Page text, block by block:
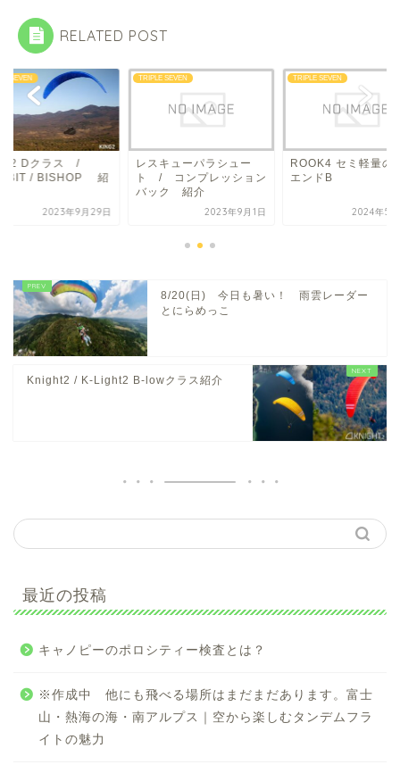
RELATED POST
SEVEN
Dクラス /
/ BISHOP 紹
2023年9月29日
TRIPLE SEVEN
レスキューパラシュー
ト / コンプレッション
バック 紹介
2023年9月1日
TRIPLE SEVEN
ROOK4 セミ軽量の
エンドB
2024年5
8/20(日) 今日も暑い！ 雨雲レーダー
とにらめっこ
Knight2 / K-Light2 B-lowクラス紹介
最近の投稿
キャノピーのポロシティー検査とは？
※作成中 他にも飛べる場所はまだまだあります。富士
山・熱海の海・南アルプス｜空から楽しむタンデムフラ
イトの魅力